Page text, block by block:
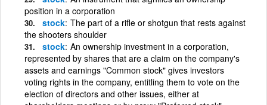
position in a corporation
stock The part of a rifle or shotgun that rests against
the shooters shoulder
stock An ownership investment in a corporation,
represented by shares that are a claim on the company's
assets and earnings "Common stock" gives investors
voting rights in the company, entitling them to vote on the
election of directors and other issues, either at